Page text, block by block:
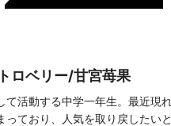
ロベリー/甘宮苺果
て活動する中学一年生。最近現
っており、人気を取り戻したい